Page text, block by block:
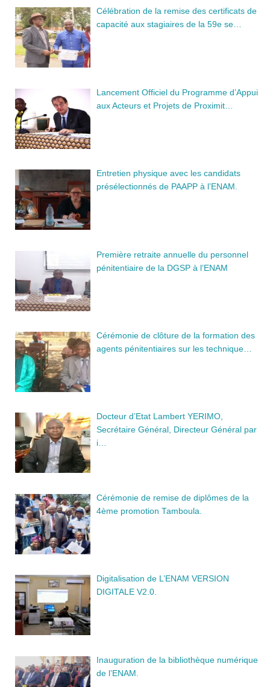
Célébration de la remise des certificats de
capacité aux stagiaires de la 59e se…
Lancement Officiel du Programme d’Appui
aux Acteurs et Projets de Proximit…
Entretien physique avec les candidats
présélectionnés de PAAPP à l’ENAM.
Première retraite annuelle du personnel
pénitentiaire de la DGSP à l’ENAM
Cérémonie de clôture de la formation des
agents pénitentiaires sur les technique…
Docteur d’Etat Lambert YERIMO,
Secrétaire Général, Directeur Général par
i…
Cérémonie de remise de diplômes de la
4ème promotion Tamboula.
Digitalisation de L’ENAM VERSION
DIGITALE V2.0.
Inauguration de la bibliothèque numérique
de l’ENAM.